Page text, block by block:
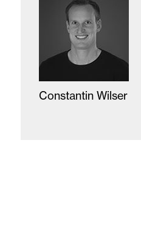
Constantin Wilser